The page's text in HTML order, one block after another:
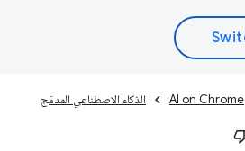
AI on Chrome الذكاء الاصطناعي المدمَج